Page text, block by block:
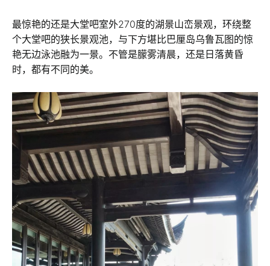
最惊艳的还是大堂吧室外270度的湖景山峦景观，环绕整
个大堂吧的狭长景观池，与下方堪比巴厘岛乌鲁瓦图的惊
艳无边泳池融为一景。不管是朦雾清晨，还是日落黄昏
时，都有不同的美。